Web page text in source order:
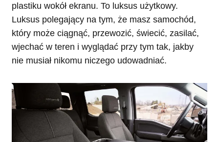
plastiku wokół ekranu. To luksus użytkowy.
Luksus polegający na tym, że masz samochód,
który może ciągnąć, przewozić, świecić, zasilać,
wjechać w teren i wyglądać przy tym tak, jakby
nie musiał nikomu niczego udowadniać.